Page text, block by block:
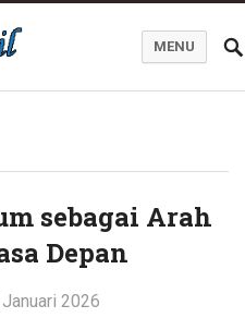
MENU
sebagai Arah
Depan
2026